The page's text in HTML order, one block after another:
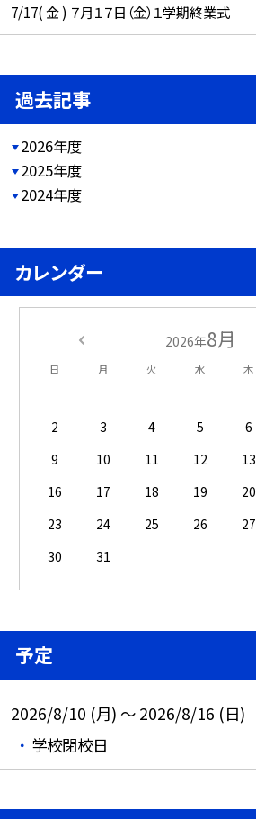
7/17( 金 ) ７月１７日（金）１学期終業式
過去記事
2026年度
2025年度
2024年度
カレンダー
2026年8月
日 月 火 水 木
2
3 4 5 6
9
10 11 12 13
16
17 18 19 20
23
24 25 26 27
30
31
予定
2026/8/10 (月) ～ 2026/8/16 (日)
学校閉校日